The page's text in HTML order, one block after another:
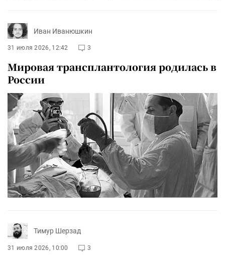
Иван Иванюшкин
31 июля 2026, 12:42 3
Мировая трансплантология родилась в
России
Тимур Шерзад
31 июля 2026, 10:00 3